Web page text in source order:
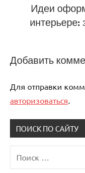
Идеи
интерьере:
Добавить
Для отправки
авторизоваться
ПОИСК ПО САЙТУ
для: